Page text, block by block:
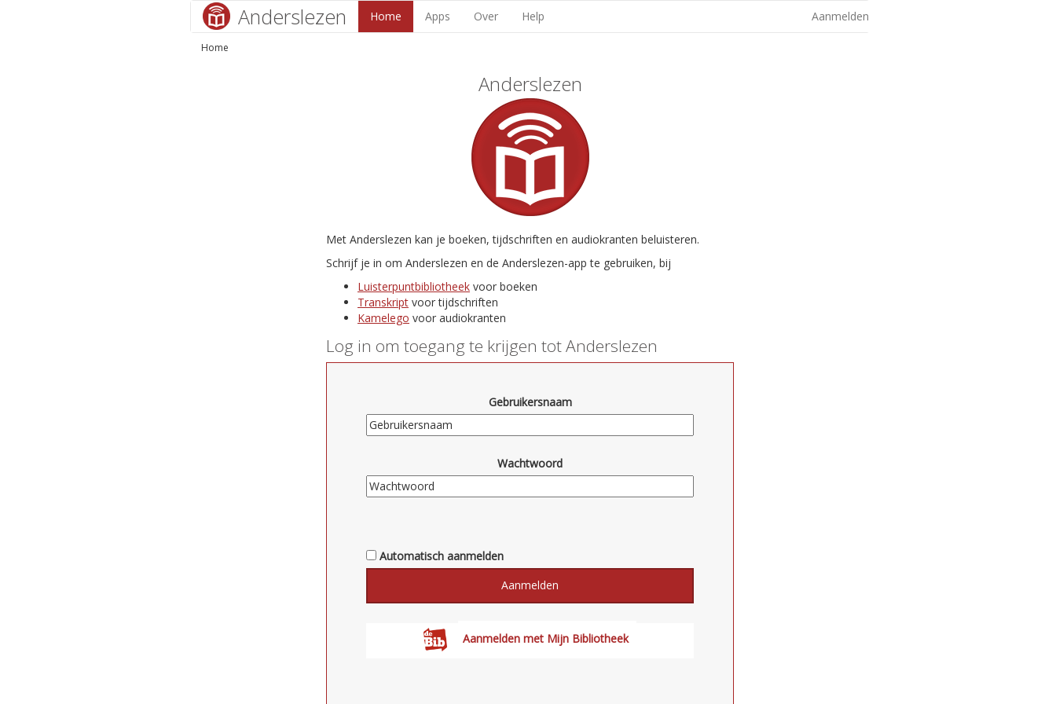
Anderslezen Home Apps Over Help Aanmelden
Home
Anderslezen
Met Anderslezen kan je boeken, tijdschriften en audiokranten beluisteren.
Schrijf je in om Anderslezen en de Anderslezen-app te gebruiken, bij
Luisterpuntbibliotheek voor boeken
Transkript voor tijdschriften
Kamelego voor audiokranten
Log in om toegang te krijgen tot Anderslezen
Gebruikersnaam
Wachtwoord
Automatisch aanmelden